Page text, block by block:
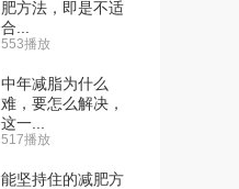
肥方法，即是不适
合...
553播放
中年减脂为什么
难，要怎么解决，
这一...
517播放
能坚持住的减肥方